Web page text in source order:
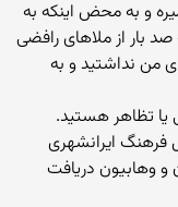
و به محض اینکه به
بار از ملاهای رافضی
من نداشتید و به
تظاهر هستید.
ایرانشهری
وهابیون دریافت